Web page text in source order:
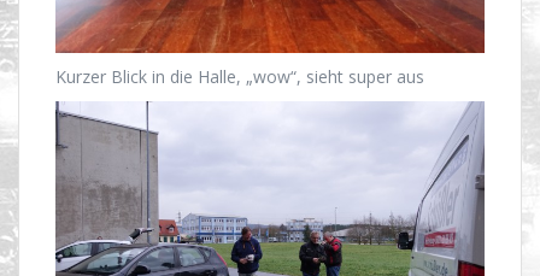
Kurzer Blick in die Halle, „wow“, sieht super aus